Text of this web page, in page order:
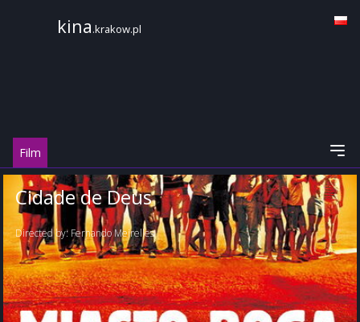
kina.krakow.pl
Film
Cidade de Deus
Directed by: Fernando Meirelles